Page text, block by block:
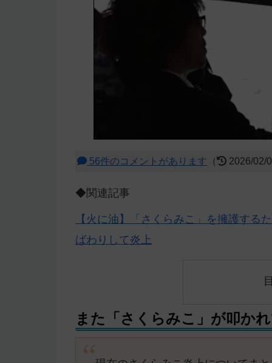
56件のコメントがあります （ 2026/02/
◆関連記事
【火に油】「さくらみこ」を擁護する
ばわりして炎上
また「さくらみこ」が叩か